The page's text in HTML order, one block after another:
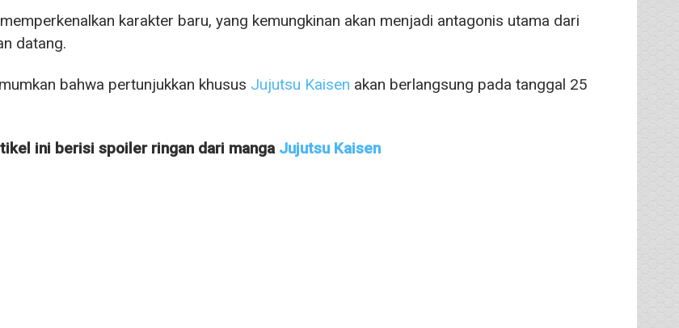
karakter baru, yang kemungkinan akan menjadi antagonis utama dari
datang.
bahwa pertunjukkan khusus Jujutsu Kaisen akan berlangsung pada tanggal 25
ini berisi spoiler ringan dari manga Jujutsu Kaisen